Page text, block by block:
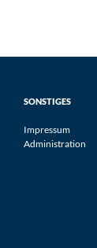
SONSTIGES
Impressum
Administration